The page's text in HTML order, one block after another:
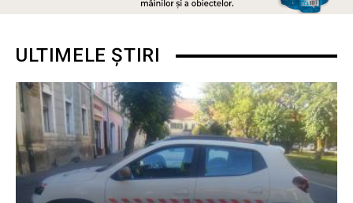
ULTIMELE ȘTIRI